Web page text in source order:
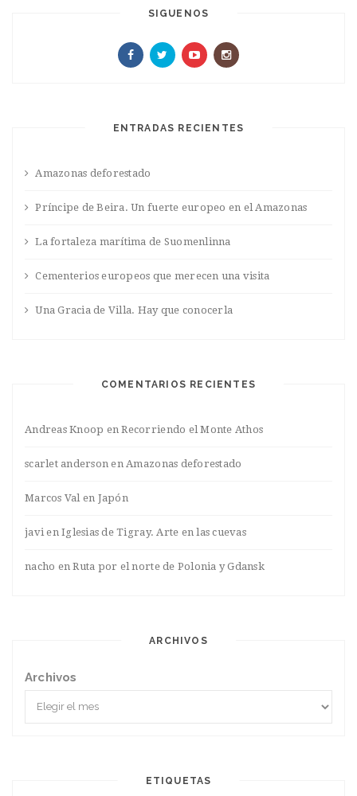
SIGUENOS
ENTRADAS RECIENTES
Amazonas deforestado
Príncipe de Beira. Un fuerte europeo en el Amazonas
La fortaleza marítima de Suomenlinna
Cementerios europeos que merecen una visita
Una Gracia de Villa. Hay que conocerla
COMENTARIOS RECIENTES
Andreas Knoop enRecorriendo el Monte Athos
scarlet anderson en Amazonas deforestado
Marcos Val en Japón
javi enIglesias de Tigray. Arte en las cuevas
nacho enRuta por el norte de Polonia y Gdansk
ARCHIVOS
Archivos
ETIQUETAS